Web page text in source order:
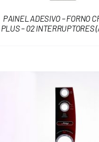
PAINEL ADESIVO – FORNO
PLUS – 02 INTERRUPTORES